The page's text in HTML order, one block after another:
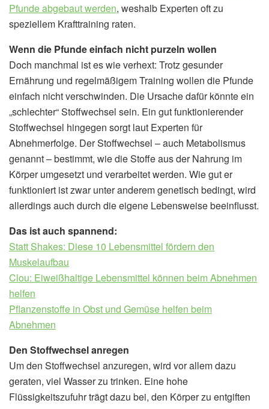
Pfunde abgebaut werden, weshalb Experten oft zu
speziellem Krafttraining raten.
Wenn die Pfunde einfach nicht purzeln wollen
Doch manchmal ist es wie verhext: Trotz gesunder
Ernährung und regelmäßigem Training wollen die Pfunde
einfach nicht verschwinden. Die Ursache dafür könnte ein
„schlechter“ Stoffwechsel sein. Ein gut funktionierender
Stoffwechsel hingegen sorgt laut Experten für
Abnehmerfolge. Der Stoffwechsel – auch Metabolismus
genannt – bestimmt, wie die Stoffe aus der Nahrung im
Körper umgesetzt und verarbeitet werden. Wie gut er
funktioniert ist zwar unter anderem genetisch bedingt, wird
allerdings auch durch die eigene Lebensweise beeinflusst.
Das ist auch spannend:
Statt Shakes: Diese 10 Lebensmittel fördern den
Muskelaufbau
Clou: Eiweißhaltige Lebensmittel können beim Abnehmen
helfen
Pflanzenstoffe in Obst und Gemüse helfen beim
Abnehmen
Den Stoffwechsel anregen
Um den Stoffwechsel anzuregen, wird vor allem dazu
geraten, viel Wasser zu trinken. Eine hohe
Flüssigkeitszufuhr trägt dazu bei, den Körper zu entgiften